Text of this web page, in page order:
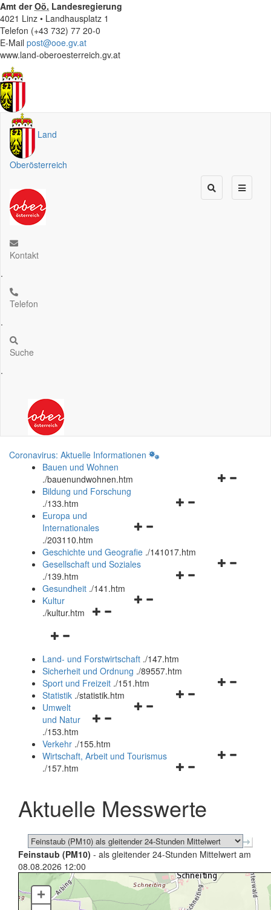
Amt derOö. Landesregierung
4021 Linz • Landhausplatz 1
Telefon (+43 732) 77 20-0
E-Mail post@ooe.gv.at
www.land-oberoesterreich.gv.at
Land
Oberösterreich
Kontakt
.
Telefon
.
Suche
.
Coronavirus: Aktuelle Informationen
Bauen und Wohnen
./bauenundwohnen.htm
Navigationsmenü
Bildung und Forschung
./133.htm
Navigationsmenü
und
schließen
Europa und
Internationales
./203110.htm
Geschichte und Geografie ./141017.htm
Navigationsmenü
Gesellschaft und Soziales
./139.htm
Navigationsmenü
Gesundheit ./141.htm
Navigationsmenü
Kultur
./kultur.htm
Navigationsmenü
und
schließen
Land- und Forstwirtschaft ./147.htm
Sicherheit und Ordnung ./89557.htm
Navigationsmenü
Sport und Freizeit ./151.htm
Navigationsmenü
Statistik ./statistik.htm
Navigationsmenü
und
schließen
Umwelt
und Natur
./153.htm
Verkehr ./155.htm
Navigationsmenü
schließen
Wirtschaft, Arbeit und Tourismus
./157.htm
Aktuelle Messwerte
Feinstaub (PM10) - als gleitender 24-Stunden Mittelwert am
08.08.2026 12:00
+